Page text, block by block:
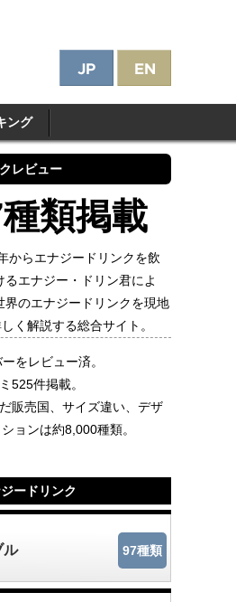
ング
レビュー
類掲載
からエナジードリンクを飲
るエナジー・ドリン君によ
界のエナジードリンクを現地
く解説する総合サイト。
をレビュー済。
525件掲載。
販売国、サイズ違い、デザ
ョンは約8,000種類。
ードリンク
ル 97種類